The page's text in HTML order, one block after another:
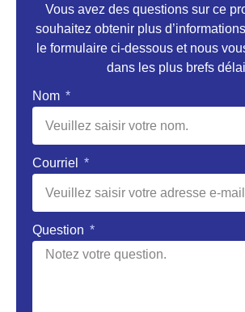
Vous avez des questions sur ce
souhaitez obtenir plus
le formulaire ci-dessous et nous
dans les plus brefs
Nom
Courriel
Question